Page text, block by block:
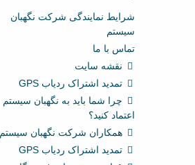
شرایط نمایندگی شرکت نگهبان
سیستم
تماس با ما
نقشه سایت
تمدید اشتراک ردیاب GPS
چرا شما باید به نگهبان سیستم
اعتماد کنید؟
همکاران شرکت نگهبان سیستم
تمدید اشتراک ردیاب GPS